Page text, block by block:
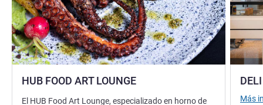
HUB FOOD ART LOUNGE
El HUB Food Art Lounge, especializado en horno de
Más